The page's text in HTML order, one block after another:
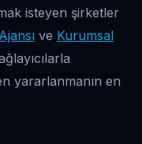
isteyen şirketler
ve Kurumsal
yararlanmanın en